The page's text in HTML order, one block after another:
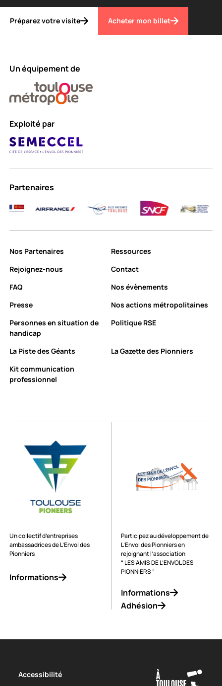
Préparez votre visite Acheter mon billet
Un équipement de
Exploité par
Partenaires
Nos Partenaires
Ressources
Rejoignez-nous
Contact
FAQ
Nos évènements
Presse
Nos actions métropolitaines
Personnes en situation de
handicap
Politique RSE
La Piste des Géants
La Gazette des Pionniers
Kit communication
professionnel
Un collectif d’entreprises
ambassadrices de L’Envol des
Pionniers
Informations
Participez au développement de
L’Envol des Pionniers en
rejoignant l’association
“ LES AMIS DE L’ENVOL DES
PIONNIERS ”
Informations
Adhésion
Accessibilité